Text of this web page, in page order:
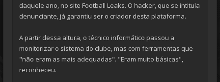
daquele ano, no site Football Leaks. O hacker, que se intitula
denunciante, já garantiu ser o criador desta plataforma.
A partir dessa altura, o técnico informático passou a
monitorizar o sistema do clube, mas com ferramentas que
"não eram as mais adequadas". "Eram muito básicas",
reconheceu.